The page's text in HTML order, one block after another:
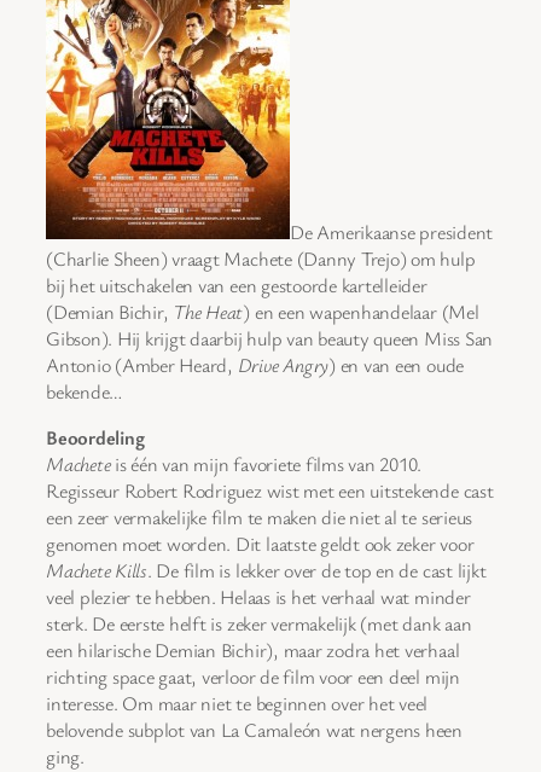
De Amerikaanse president
(Charlie Sheen) vraagt Machete (Danny Trejo) om hulp
bij het uitschakelen van een gestoorde kartelleider
(Demian Bichir, The Heat) en een wapenhandelaar (Mel
Gibson). Hij krijgt daarbij hulp van beauty queen Miss San
Antonio (Amber Heard, Drive Angry) en van een oude
bekende…
Beoordeling
Macheteis één van mijn favoriete films van 2010.
Regisseur Robert Rodriguez wist met een uitstekende cast
een zeer vermakelijke film te maken die niet al te serieus
genomen moet worden. Dit laatste geldt ook zeker voor
Machete Kills. De film is lekker over de top en de cast lijkt
veel plezier te hebben. Helaas is het verhaal wat minder
sterk. De eerste helft is zeker vermakelijk (met dank aan
een hilarische Demian Bichir), maar zodra het verhaal
richting space gaat, verloor de film voor een deel mijn
interesse. Om maar niet te beginnen over het veel
belovende subplot van La Camaleón wat nergens heen
ging.